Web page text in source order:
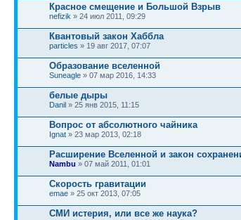
Красное смещение и Большой Взрыв
nefizik » 24 июл 2011, 09:29
Квантовый закон Хаббла
particles » 19 авг 2017, 07:07
Образование вселенной
Suneagle » 07 мар 2016, 14:33
белые дыры
Danil » 25 янв 2015, 11:15
Вопрос от абсолютного чайника
Ignat » 23 мар 2013, 02:18
Расширение Вселенной и закон
Nambu » 07 май 2011, 01:01
Скорость гравитации
emae » 25 окт 2013, 07:05
СМИ истерия, или все же наука?